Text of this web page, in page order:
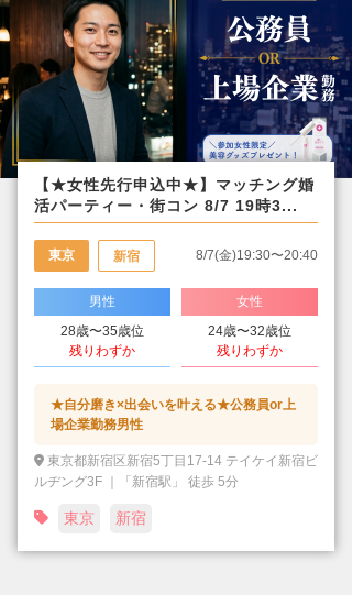
【★女性先行申込中★】マッチング婚
活パーティー・街コン 8/7 19時3...
東京 新宿 8/7(金)19:30〜20:40
男性
28歳〜35歳位
残りわずか
女性
24歳〜32歳位
残りわずか
★自分磨き×出会いを叶える★公務員or上
場企業勤務男性
東京都新宿区新宿5丁目17-14 テイケイ新宿ビ
ルヂング3F ｜「新宿駅」 徒歩 5分
東京 新宿